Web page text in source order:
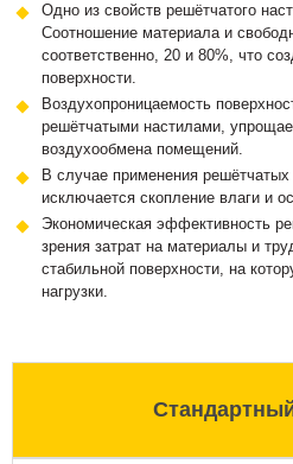
Одно из свойств решётчатого
Соотношение материала и
соответственно, 20 и 80%, что
поверхности.
Воздухопроницаемость
решётчатыми настилами,
воздухообмена помещений.
В случае применения
исключается скопление влаги и
Экономическая эффективность
зрения затрат на материалы и
стабильной поверхности, на
нагрузки.